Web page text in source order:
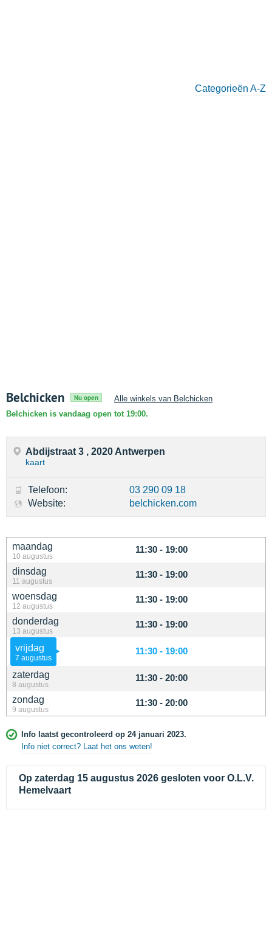
Categorieën A-Z
Belchicken Nu open
Alle winkels van Belchicken
Belchicken is vandaag open tot 19:00.
maandag
10 augustus
11:30 - 19:00
dinsdag
11 augustus
11:30 - 19:00
woensdag
12 augustus
11:30 - 19:00
donderdag
13 augustus
11:30 - 19:00
vrijdag
7 augustus
11:30 - 19:00
zaterdag
8 augustus
11:30 - 20:00
zondag
9 augustus
11:30 - 20:00
Info laatst gecontroleerd op 24 januari 2023.
Info niet correct? Laat het ons weten!
Op zaterdag 15 augustus 2026 gesloten voor O.L.V.
Hemelvaart
Abdijstraat 3 , 2020 Antwerpen
kaart
Telefoon:
03 290 09 18
Website:
belchicken.com